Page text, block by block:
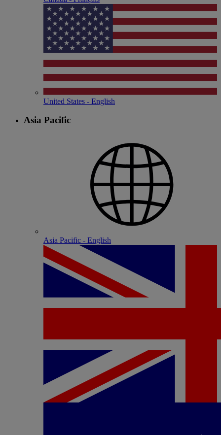
United States - English
Asia Pacific
Asia Pacific - English